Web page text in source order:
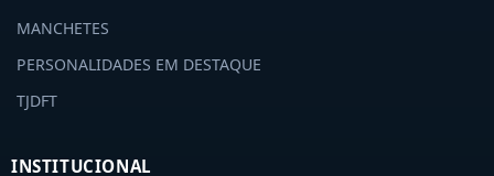
MANCHETES
PERSONALIDADES EM DESTAQUE
TJDFT
INSTITUCIONAL